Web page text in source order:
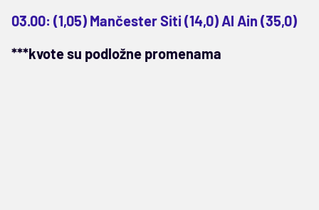
03.00: (1,05) Mančester Siti (14,0) Al Ain (35,0)
***kvote su podložne promenama